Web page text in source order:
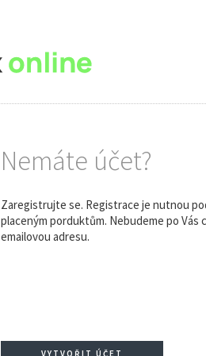
Nemáte účet?
Zaregistrujte se. Registrace je nutnou
placeným porduktům. Nebudeme po Vás
emailovou adresu.
VYTVOŘIT ÚČET